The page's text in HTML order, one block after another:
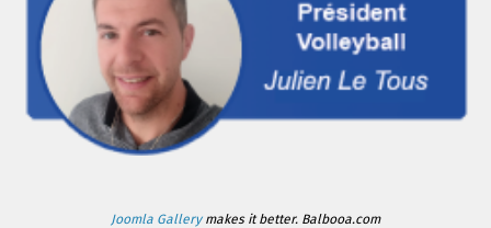
Joomla Gallerymakes it better. Balbooa.com